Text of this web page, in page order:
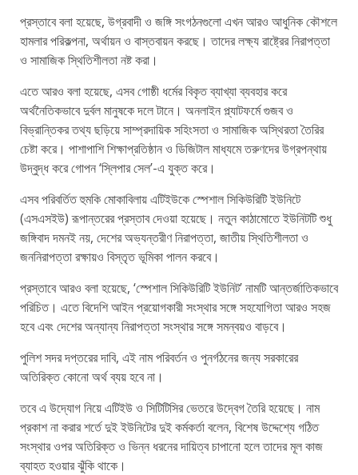
প্রস্তাবে বলা হয়েছে, উগ্রবাদী ও জঙ্গি সংগঠনগুলো এখন আরও আধুনিক কৌশলে
হামলার পরিকল্পনা, অর্থায়ন ও বাস্তবায়ন করছে। তাদের লক্ষ্য রাষ্ট্রের নিরাপত্তা
ও সামাজিক স্থিতিশীলতা নষ্ট করা।
এতে আরও বলা হয়েছে, এসব গোষ্ঠী ধর্মের বিকৃত ব্যাখ্যা ব্যবহার করে
অর্থনৈতিকভাবে দুর্বল মানুষকে দলে টানে। অনলাইন প্ল্যাটফর্মে গুজব ও
বিভ্রান্তিকর তথ্য ছড়িয়ে সাম্প্রদায়িক সহিংসতা ও সামাজিক অস্থিরতা তৈরির
চেষ্টা করে। পাশাপাশি শিক্ষাপ্রতিষ্ঠান ও ডিজিটাল মাধ্যমে তরুণদের উগ্রপন্থায়
উদ্বুদ্ধ করে গোপন ‘স্লিপার সেল’-এ যুক্ত করে।
এসব পরিবর্তিত হুমকি মোকাবিলায় এটিইউকে স্পেশাল সিকিউরিটি ইউনিটে
(এসএসইউ) রূপান্তরের প্রস্তাব দেওয়া হয়েছে। নতুন কাঠামোতে ইউনিটটি শুধু
জঙ্গিবাদ দমনই নয়, দেশের অভ্যন্তরীণ নিরাপত্তা, জাতীয় স্থিতিশীলতা ও
জননিরাপত্তা রক্ষায়ও বিস্তৃত ভূমিকা পালন করবে।
প্রস্তাবে আরও বলা হয়েছে, ‘স্পেশাল সিকিউরিটি ইউনিট’ নামটি আন্তর্জাতিকভাবে
পরিচিত। এতে বিদেশি আইন প্রয়োগকারী সংস্থার সঙ্গে সহযোগিতা আরও সহজ
হবে এবং দেশের অন্যান্য নিরাপত্তা সংস্থার সঙ্গে সমন্বয়ও বাড়বে।
পুলিশ সদর দপ্তরের দাবি, এই নাম পরিবর্তন ও পুনর্গঠনের জন্য সরকারের
অতিরিক্ত কোনো অর্থ ব্যয় হবে না।
তবে এ উদ্যোগ নিয়ে এটিইউ ও সিটিটিসির ভেতরে উদ্বেগ তৈরি হয়েছে। নাম
প্রকাশ না করার শর্তে দুই ইউনিটের দুই কর্মকর্তা বলেন, বিশেষ উদ্দেশ্যে গঠিত
সংস্থার ওপর অতিরিক্ত ও ভিন্ন ধরনের দায়িত্ব চাপানো হলে তাদের মূল কাজ
ব্যাহত হওয়ার ঝুঁকি থাকে।